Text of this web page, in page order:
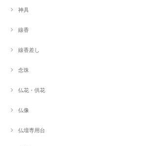
神具
線香
線香差し
念珠
仏花・供花
仏像
仏壇専用台